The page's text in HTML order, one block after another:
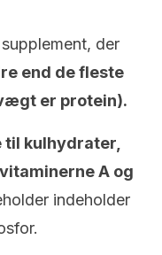
der
end de fleste
er protein).
til kulhydrater,
A og
indeholder